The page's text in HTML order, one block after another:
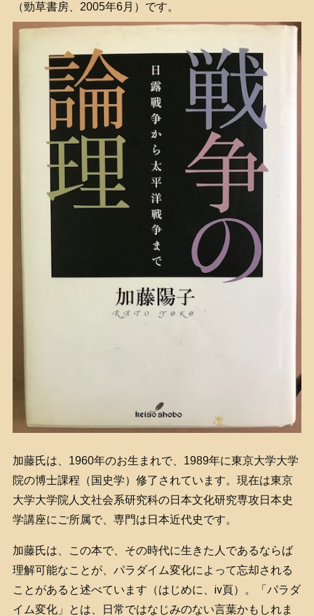
（勁草書房、2005年6月）です。
加藤氏は、1960年のお生まれで、1989年に東京大学大学
院の博士課程（国史学）修了されています。現在は東京
大学大学院人文社会系研究科の日本文化研究専攻日本史
学講座にご所属で、専門は日本近代史です。
加藤氏は、この本で、その時代に生きた人であるならば
理解可能なことが、パラダイム変化によって忘却される
ことがあると述べています（はじめに、ⅳ頁）。「パラダ
イム変化」とは、日常ではなじみのない言葉かもしれま